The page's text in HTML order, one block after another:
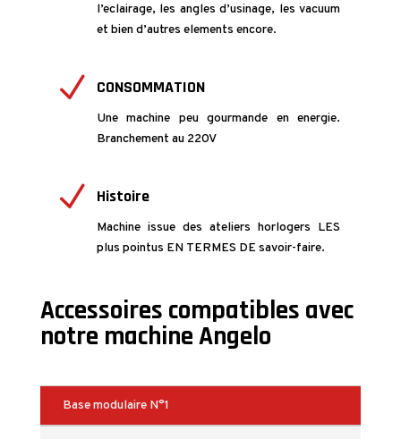
l’eclairage, les angles d’usinage, les vacuum
et bien d’autres elements encore.
N CONSOMMATION
Une machine peu gourmande en energie.
Branchement au 220V
N Histoire
Machine issue des ateliers horlogers LES
plus pointus EN TERMES DE savoir-faire.
Accessoires compatibles avec
notre machine Angelo
Base modulaire N°1